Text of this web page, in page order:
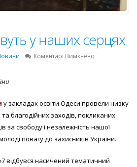
у наших серцях
Коментарі Вимкнено
серцях
у закладах освіти Одеси провели низку
благодійних заходів, покликаних
за свободу і незалежність нашої
повагу до захисників України.
відбувся насичений тематичний